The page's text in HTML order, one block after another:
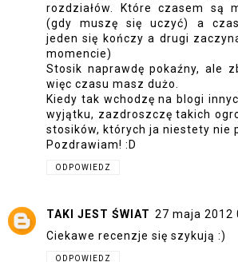
rozdziałów. Które czasem są
(gdy muszę się uczyć) a
jeden się kończy a drugi
momencie)
Stosik naprawdę pokaźny, ale
więc czasu masz dużo.
Kiedy tak wchodzę na blogi
wyjątku, zazdroszczę takich
stosików, których ja niestety nie
Pozdrawiam! :D
ODPOWIEDZ
TAKI JEST ŚWIAT 27 maja 2012
Ciekawe recenzje się szykują :)
ODPOWIEDZ